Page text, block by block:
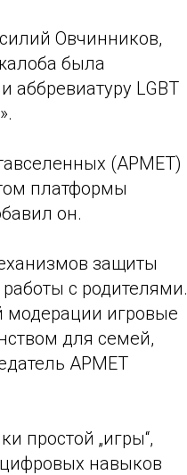
Овчинников,
была
аббревиатуру LGBT
(АРМЕТ)
платформы
он.
защиты
с родителями.
модерации игровые
для семей,
АРМЕТ
простой „игры“,
навыков